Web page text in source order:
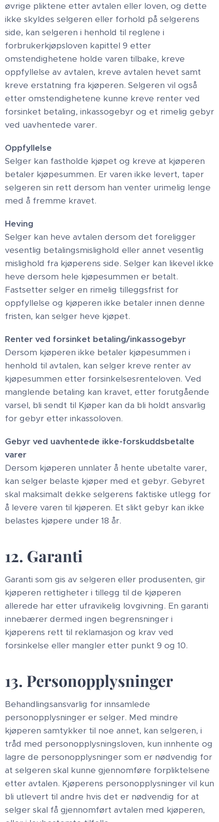
øvrige pliktene etter avtalen eller loven, og dette
ikke skyldes selgeren eller forhold på selgerens
side, kan selgeren i henhold til reglene i
forbrukerkjøpsloven kapittel 9 etter
omstendighetene holde varen tilbake, kreve
oppfyllelse av avtalen, kreve avtalen hevet samt
kreve erstatning fra kjøperen. Selgeren vil også
etter omstendighetene kunne kreve renter ved
forsinket betaling, inkassogebyr og et rimelig gebyr
ved uavhentede varer.
Oppfyllelse
Selger kan fastholde kjøpet og kreve at kjøperen
betaler kjøpesummen. Er varen ikke levert, taper
selgeren sin rett dersom han venter urimelig lenge
med å fremme kravet.
Heving
Selger kan heve avtalen dersom det foreligger
vesentlig betalingsmislighold eller annet vesentlig
mislighold fra kjøperens side. Selger kan likevel ikke
heve dersom hele kjøpesummen er betalt.
Fastsetter selger en rimelig tilleggsfrist for
oppfyllelse og kjøperen ikke betaler innen denne
fristen, kan selger heve kjøpet.
Renter ved forsinket betaling/inkassogebyr
Dersom kjøperen ikke betaler kjøpesummen i
henhold til avtalen, kan selger kreve renter av
kjøpesummen etter forsinkelsesrenteloven. Ved
manglende betaling kan kravet, etter forutgående
varsel, bli sendt til Kjøper kan da bli holdt ansvarlig
for gebyr etter inkassoloven.
Gebyr ved uavhentede ikke-forskuddsbetalte
varer
Dersom kjøperen unnlater å hente ubetalte varer,
kan selger belaste kjøper med et gebyr. Gebyret
skal maksimalt dekke selgerens faktiske utlegg for
å levere varen til kjøperen. Et slikt gebyr kan ikke
belastes kjøpere under 18 år.
12. Garanti
Garanti som gis av selgeren eller produsenten, gir
kjøperen rettigheter i tillegg til de kjøperen
allerede har etter ufravikelig lovgivning. En garanti
innebærer dermed ingen begrensninger i
kjøperens rett til reklamasjon og krav ved
forsinkelse eller mangler etter punkt 9 og 10.
13. Personopplysninger
Behandlingsansvarlig for innsamlede
personopplysninger er selger. Med mindre
kjøperen samtykker til noe annet, kan selgeren, i
tråd med personopplysningsloven, kun innhente og
lagre de personopplysninger som er nødvendig for
at selgeren skal kunne gjennomføre forpliktelsene
etter avtalen. Kjøperens personopplysninger vil kun
bli utlevert til andre hvis det er nødvendig for at
selger skal få gjennomført avtalen med kjøperen,